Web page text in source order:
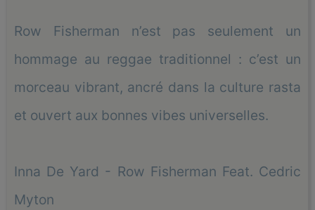
Row Fisherman n’est pas seulement un
hommage au reggae traditionnel : c’est un
morceau vibrant, ancré dans la culture rasta
et ouvert aux bonnes vibes universelles.
Inna De Yard - Row Fisherman Feat. Cedric
Myton